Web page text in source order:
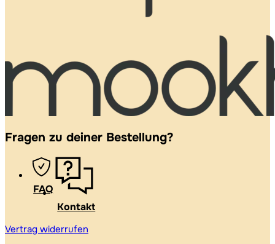
Fragen zu deiner Bestellung?
FAQ
Kontakt
Vertrag widerrufen